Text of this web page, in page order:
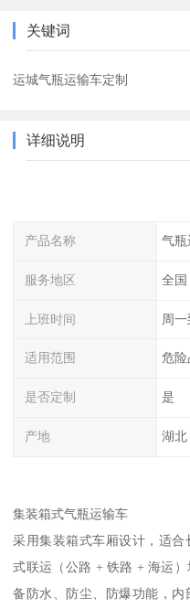
关键词
运城气瓶运输车定制
详细说明
产品名称 气瓶
服务地区 全国
上班时间 周
适用范围 危险
是否定制 是
产地 湖北
集装箱式气瓶运输车​
采用集装箱式车厢设计，适
式联运（公路 + 铁路 + 海运
备防水、防尘、防爆功能，